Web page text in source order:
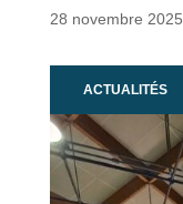
28 novembre 2025
ACTUALITÉS